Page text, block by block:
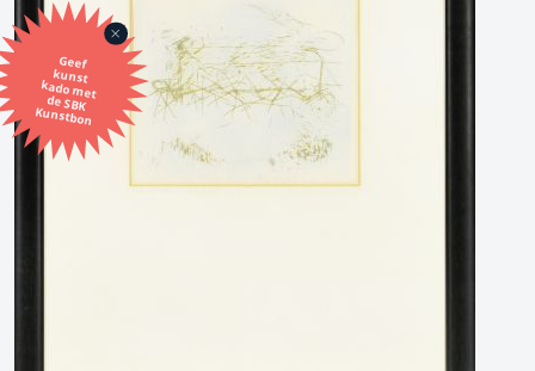
Geef
kunst
kado met
de SBK
Kunstbon